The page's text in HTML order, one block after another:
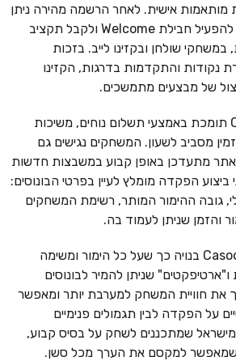
אישית. לאחר הרשמה מהירה ניתן
לבצע הפקדה ראשונה, להפעיל חבילת Welcome ולקבל תקציב
שולחן ובקזינו לייב. בזכות
נקודות והתקדמות בדרגות, הקזינו
של מבצעים מתמשכים.
הפלטפורמה של Casoo תומכת באמצעי תשלום נוחים, משיכות
מסביב לשעון. המשחקים נגישים גם
מתעדכן באופן קבוע במשבצות חדשות
ביצוע הפקדה מומלץ לעיין בפרטי הבונוסים:
גובה ההימור המותר, רשימת המשחקים
והזמן שניתן לעמוד בה.
מערכת התגמולים של Casoo בנויה כך שעל כל הימור ומשימה
שניתן להמיר לבונוסים
את חוויית המשחק למערבת יותר ומאפשר
על הפקדה לבין תגמולים פנימיים
שמתכננים לשחק על בסיס קבוע,
למקסם את הערך מכל סשן.